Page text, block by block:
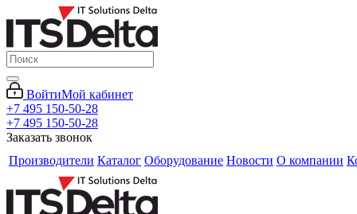
ВойтиМой кабинет
+7 495 150-50-28
+7 495 150-50-28
Заказать звонок
Производители Каталог Оборудование Новости О компании